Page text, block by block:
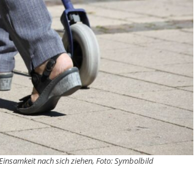
nach sich ziehen, Foto: Symbolbild